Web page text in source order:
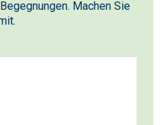
Machen Sie